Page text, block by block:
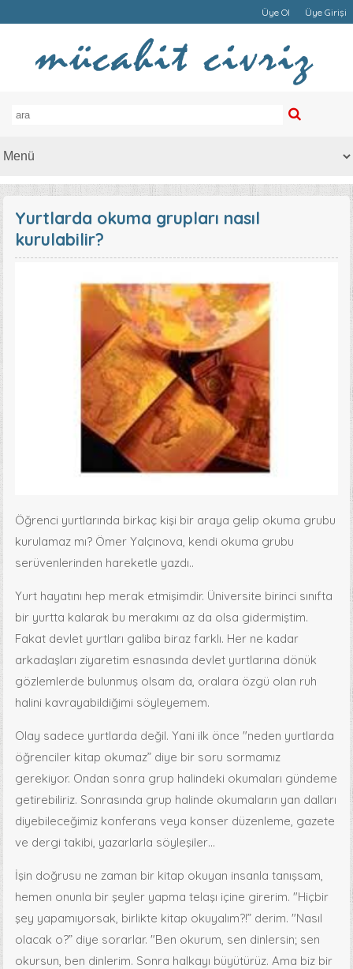
Üye Ol Üye Girişi
Yurtlarda okuma grupları nasıl
kurulabilir?
Öğrenci yurtlarında birkaç kişi bir araya gelip okuma grubu
kurulamaz mı? Ömer Yalçınova, kendi okuma grubu
serüvenlerinden hareketle yazdı..
Yurt hayatını hep merak etmişimdir. Üniversite birinci sınıfta
bir yurtta kalarak bu merakımı az da olsa gidermiştim.
Fakat devlet yurtları galiba biraz farklı. Her ne kadar
arkadaşları ziyaretim esnasında devlet yurtlarına dönük
gözlemlerde bulunmuş olsam da, oralara özgü olan ruh
halini kavrayabildiğimi söyleyemem.
Olay sadece yurtlarda değil. Yani ilk önce "neden yurtlarda
öğrenciler kitap okumaz” diye bir soru sormamız
gerekiyor. Ondan sonra grup halindeki okumaları gündeme
getirebiliriz. Sonrasında grup halinde okumaların yan dalları
diyebileceğimiz konferans veya konser düzenleme, gazete
ve dergi takibi, yazarlarla söyleşiler…
İşin doğrusu ne zaman bir kitap okuyan insanla tanışsam,
hemen onunla bir şeyler yapma telaşı içine girerim. "Hiçbir
şey yapamıyorsak, birlikte kitap okuyalım?!” derim. "Nasıl
olacak o?” diye sorarlar. "Ben okurum, sen dinlersin; sen
okursun, ben dinlerim. Sonra halkayı büyütürüz. Ama biz bir